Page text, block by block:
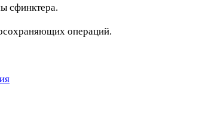
сфинктера.
операций.